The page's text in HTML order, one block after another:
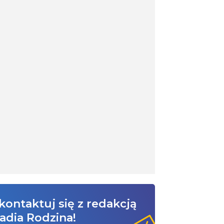
się z redakcją
Rodzina!